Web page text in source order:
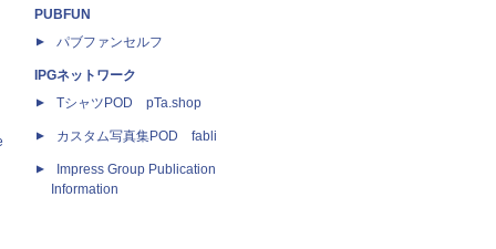
PUBFUN
パブファンセルフ
IPGネットワーク
TシャツPOD pTa.shop
カスタム写真集POD fabli
Impress Group Publication
Information